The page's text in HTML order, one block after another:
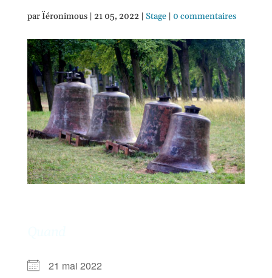
parÏéronimous| 21 05, 2022| Stage| 0 commentaires
21 mai 2022